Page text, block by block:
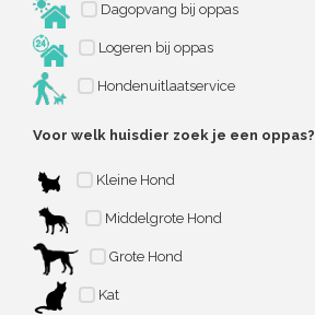
Dagopvang bij oppas
Logeren bij oppas
Hondenuitlaatservice
Voor welk huisdier zoek je een oppas?
Kleine Hond
Middelgrote Hond
Grote Hond
Kat